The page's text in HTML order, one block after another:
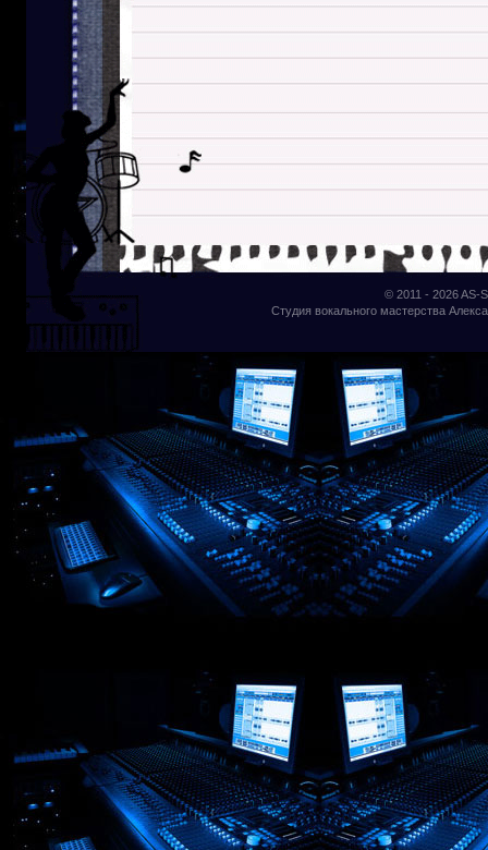
© 2011 - 2026AS-
Студия вокального мастерства